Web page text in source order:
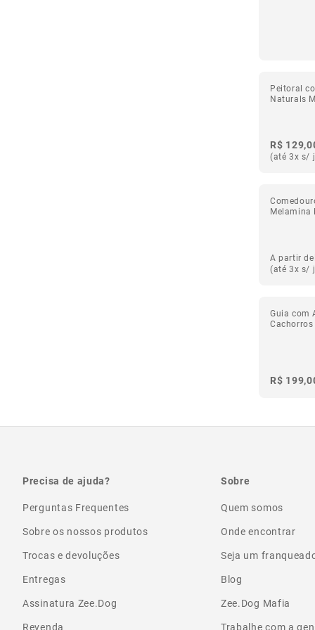
Peitoral
Naturals
R$
(até 3x s/
Melamina
A partir de
(até 3x s/
Guia com
R$
Precisa de ajuda?
Perguntas Frequentes
Sobre os nossos produtos
Trocas e devoluções
Entregas
Assinatura Zee.Dog
Revenda
Sobre
Quem somos
Onde encontrar
Seja um
Blog
Zee.Dog Mafia
Trabalhe com a